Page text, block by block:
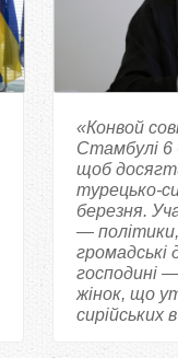
«Конвой
Стамбулі 6
щоб
турецько-
березня.
—
громадські
господині
жінок, що
сирійських